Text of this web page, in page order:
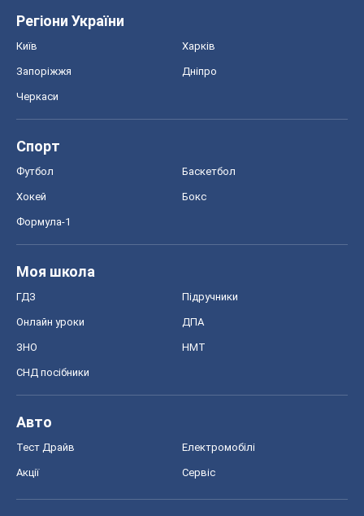
Регіони України
Київ Харків
Запоріжжя Дніпро
Черкаси
Спорт
Футбол Баскетбол
Хокей Бокс
Формула-1
Моя школа
ГДЗ Підручники
Онлайн уроки ДПА
ЗНО НМТ
СНД посібники
Авто
Тест Драйв Електромобілі
Акції Сервіс